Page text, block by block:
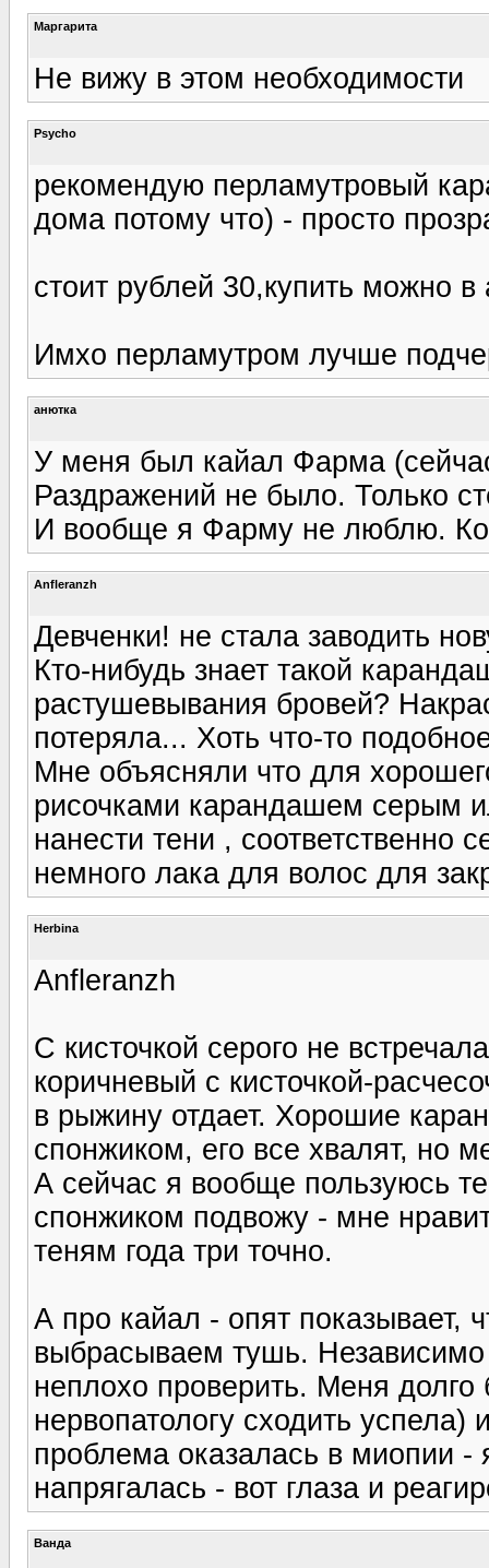
Маргарита
Не вижу в этом необходимости
Psycho
рекомендую перламутровый
дома потому что) - просто
стоит рублей 30,купить можно в
Имхо перламутром лучше
анютка
У меня был кайал Фарма
Раздражений не было. Только
И вообще я Фарму не люблю.
Anfleranzh
Девченки! не стала заводить
Кто-нибудь знает такой
растушевывания бровей?
потеряла... Хоть что-то
Мне объясняли что для
рисочками карандашем серым
нанести тени , соответственно
немного лака для волос для
Herbina
Anfleranzh
С кисточкой серого не
коричневый с кисточкой-
в рыжину отдает. Хорошие
спонжиком, его все хвалят, но
А сейчас я вообще пользуюсь
спонжиком подвожу - мне
теням года три точно.
А про кайал - опят показывает,
выбрасываем тушь. Независимо
неплохо проверить. Меня
нервопатологу сходить успела)
проблема оказалась в миопии -
напрягалась - вот глаза и
Ванда